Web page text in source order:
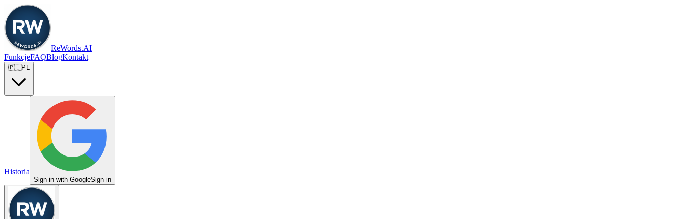
ReWords.AI
FunkcjeFAQBlogKontakt
🇵🇱PL
Historia
Sign in with GoogleSign in